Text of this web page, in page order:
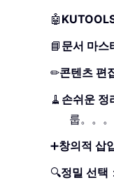
🤖
📘 문서 마스
✏콘텐츠 편
🧹 손쉬운 정
룹。。。
➕창의적 삽
🔍정밀 선택